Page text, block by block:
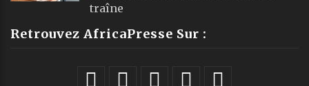
traîne
Retrouvez AfricaPresse Sur :